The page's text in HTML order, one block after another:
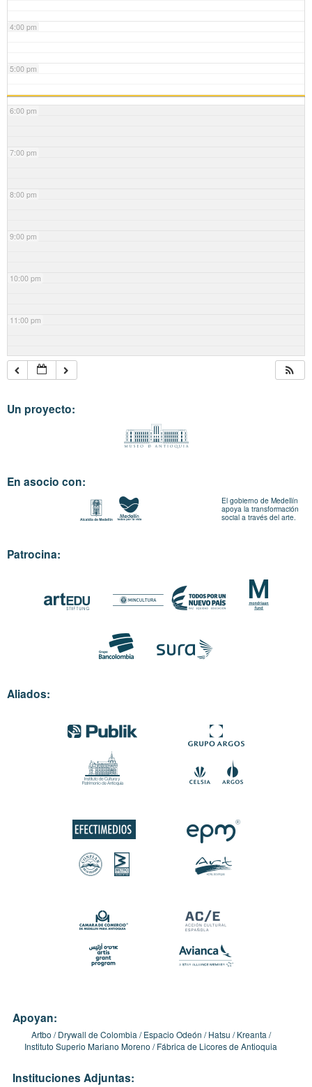
4:00 pm
5:00 pm
6:00 pm
7:00 pm
8:00 pm
9:00 pm
10:00 pm
11:00 pm
Un proyecto:
En asocio con:
El gobierno de Medellín
apoya la transformación
social a través del arte.
Patrocina:
Aliados:
Apoyan:
Artbo Drywall de Colombia Espacio Odeón Hatsu
Kreanta
Instituto Superio Mariano Moreno
Fábrica de Licores de Antioquia
Instituciones Adjuntas: